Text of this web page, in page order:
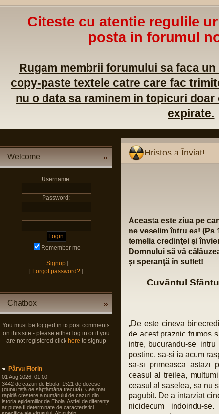
Citeste cu atentie regulile
posta in forumul
Rugam membrii forumului sa faca
copy-paste textele catre care fac
nu o data sa raminem in topicuri
expirate.
Welcome
Username:
Password:
Remember me
[Signup ]
[ Forgot password? ]
Chatbox
You must be logged in to post comments
on this site - please either log in or if you
are not registered click here to signup
Pârvu Florin
01 Aug 2026, 01:00
3442 de cazuri de Ebola. 1521 de decese
(dublu față de săptămâna trecută). Cea mai
rapidă creștere a numărului de cazuri din
istoria epidemiilor de Ebola. Astfel de diferențe
ar putea fi determinate de caracteristici
Hristos a Înviat!
Aceasta este ziua pe
ne veselim întru ea!
temelia credinţei şi
Domnului să vă
şi speranţă în suflet!
Cuvântul
„De este cineva
de acest praznic frumos
intre, bucurandu-se,
postind, sa-si ia acum
sa-si primeasca astazi
ceasul al treilea,
ceasul al saselea, sa nu
pagubit. De a intarziat
nicidecum indoindu-